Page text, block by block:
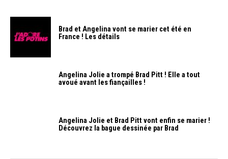
Brad et Angelina vont se marier cet été en
France ! Les détails
Angelina Jolie a trompé Brad Pitt ! Elle a tout
avoué avant les fiançailles !
Angelina Jolie et Brad Pitt vont enfin se marier !
Découvrez la bague dessinée par Brad